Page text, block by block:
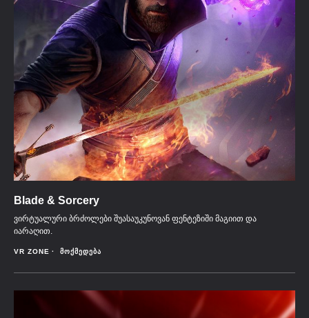
Blade & Sorcery
ვირტუალური ბრძოლები შუასაუკუნოვან ფენტეზიში მაგიით და
იარაღით.
VR ZONE ᲛᲝᲥᲛᲔᲓᲔᲑᲐ